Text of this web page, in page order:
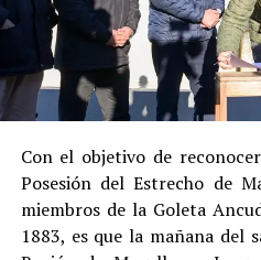
Suconducta
registrar
Estas circunstancias
procedimiento abreviado,
cumplimiento efectivo en
Indemnización a la
por ocultamiento de bienes
Con el objetivo de
Posesión del Estrecho de
miembros de la Goleta
1883, es que la mañana del